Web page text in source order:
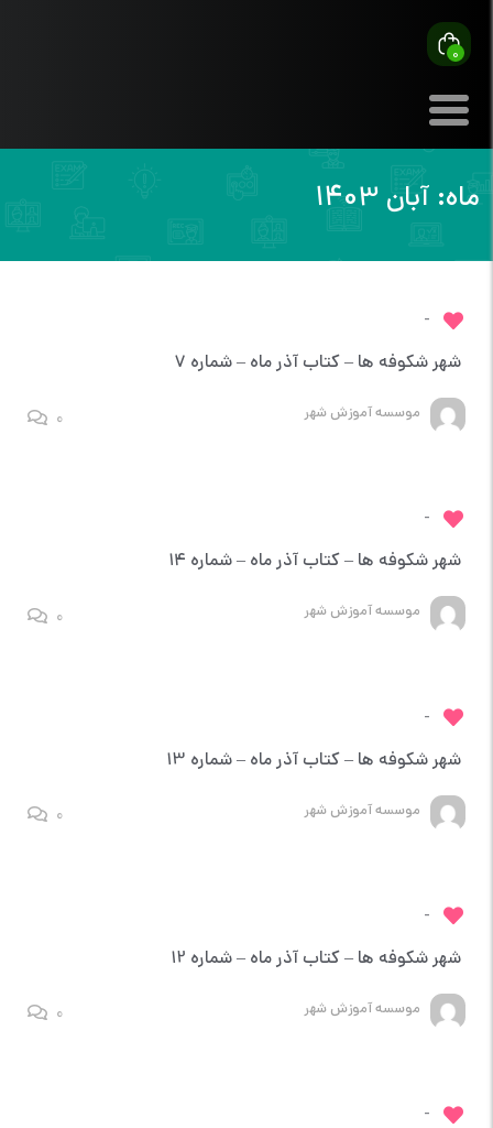
0
ماه: آبان 1403
-
شهر شکوفه ها – کتاب آذر ماه – شماره 7
موسسه آموزش شهر 0
-
شهر شکوفه ها – کتاب آذر ماه – شماره 14
موسسه آموزش شهر 0
-
شهر شکوفه ها – کتاب آذر ماه – شماره 13
موسسه آموزش شهر 0
-
شهر شکوفه ها – کتاب آذر ماه – شماره 12
موسسه آموزش شهر 0
-